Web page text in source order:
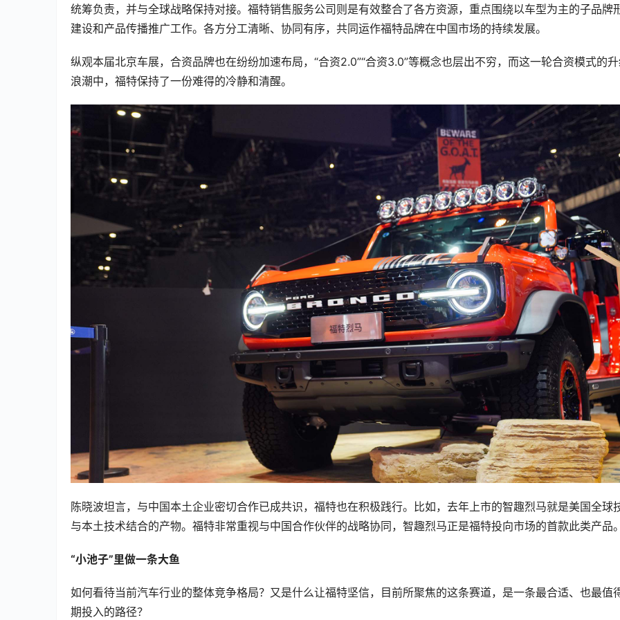
统筹负责，并与全球战略保持对接。福特销售服务公司则是有效整合了各方资源，重点围绕以车型为主的子品牌
建设和产品传播推广工作。各方分工清晰、协同有序，共同运作福特品牌在中国市场的持续发展。
纵观本届北京车展，合资品牌也在纷纷加速布局，“合资2.0”“合资3.0”等概念也层出不穷，而这一轮合资模式的
浪潮中，福特保持了一份难得的冷静和清醒。
陈晓波坦言，与中国本土企业密切合作已成共识，福特也在积极践行。比如，去年上市的智趣烈马就是美国全球
与本土技术结合的产物。福特非常重视与中国合作伙伴的战略协同，智趣烈马正是福特投向市场的首款此类产品
“小池子”里做一条大鱼
如何看待当前汽车行业的整体竞争格局？又是什么让福特坚信，目前所聚焦的这条赛道，是一条最合适、也最值
期投入的路径？